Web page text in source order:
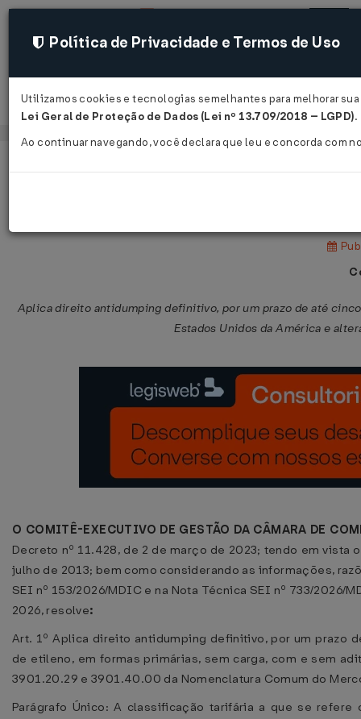
Acessar
Aplica direito antidumping definitivo, por um prazo de até
Estados Unidos da América e
O COMITÊ-EXECUTIVO DE GESTÃO DA CÂMARA DE
Decreto nº 11.428, de 2 de março de 2023; tendo em
julho de 2013; bem como considerando as informações,
SEI nº 153/2026/MDIC e na Nota Técnica SEI nº 733/2026/
2026, resolve:
Art. 1º Aplica direito antidumping definitivo, por um prazo
de etileno, em formas primárias, sem carga, com e sem
3901.20.29 e 3901.40.00 da Nomenclatura Comum do
Parágrafo Único: A classificação tarifária a que se
Política de Privacidade e Termos de Uso
Utilizamos cookies e tecnologias semelhantes para melhorar
Lei Geral de Proteção de Dados (Lei nº 13.709/2018 – LGPD).
Ao continuar navegando, você declara que leu e concorda com